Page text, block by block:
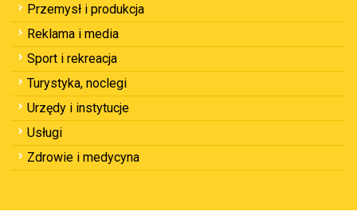
Przemysł i produkcja
Reklama i media
Sport i rekreacja
Turystyka, noclegi
Urzędy i instytucje
Usługi
Zdrowie i medycyna